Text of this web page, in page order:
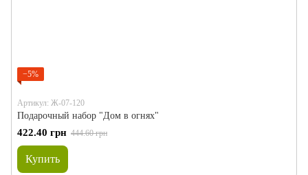
−5%
Артикул: Ж-07-120
Подарочный набор "Дом в огнях"
422.40 грн 444.60 грн
Купить